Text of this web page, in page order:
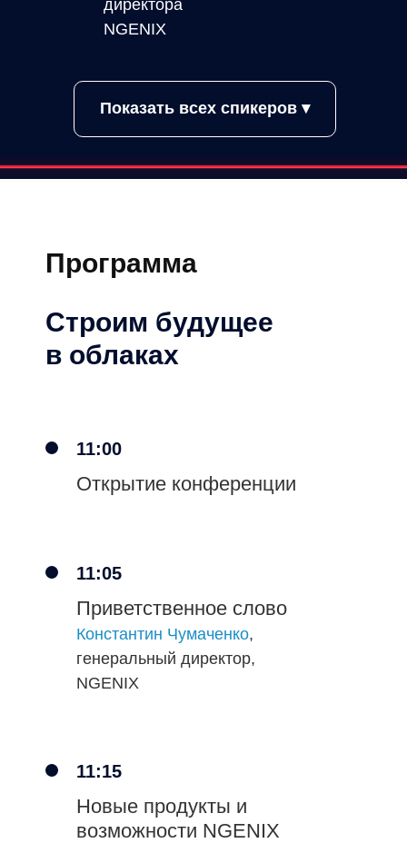
директора
NGENIX
Показать всех спикеров ▾
Антон Апряткин
Комус
Программа
Строим будущее
в облаках
11:00
Открытие конференции
11:05
Приветственное слово
Константин Чумаченко,
генеральный директор,
NGENIX
11:15
Новые продукты и
возможности NGENIX